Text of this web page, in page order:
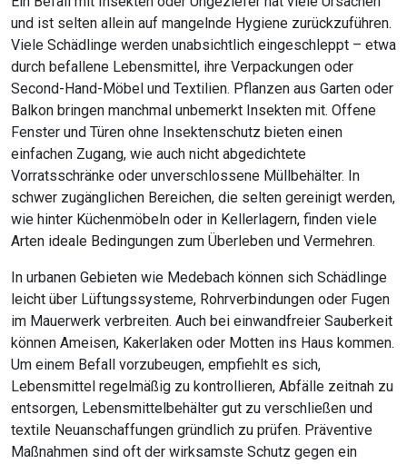
und ist selten allein auf mangelnde Hygiene zurückzuführen.
Viele Schädlinge werden unabsichtlich eingeschleppt – etwa
durch befallene Lebensmittel, ihre Verpackungen oder
Second-Hand-Möbel und Textilien. Pflanzen aus Garten oder
Balkon bringen manchmal unbemerkt Insekten mit. Offene
Fenster und Türen ohne Insektenschutz bieten einen
einfachen Zugang, wie auch nicht abgedichtete
Vorratsschränke oder unverschlossene Müllbehälter. In
schwer zugänglichen Bereichen, die selten gereinigt werden,
wie hinter Küchenmöbeln oder in Kellerlagern, finden viele
Arten ideale Bedingungen zum Überleben und Vermehren.
In urbanen Gebieten wie Medebach können sich Schädlinge
leicht über Lüftungssysteme, Rohrverbindungen oder Fugen
im Mauerwerk verbreiten. Auch bei einwandfreier Sauberkeit
können Ameisen, Kakerlaken oder Motten ins Haus kommen.
Um einem Befall vorzubeugen, empfiehlt es sich,
Lebensmittel regelmäßig zu kontrollieren, Abfälle zeitnah zu
entsorgen, Lebensmittelbehälter gut zu verschließen und
textile Neuanschaffungen gründlich zu prüfen. Präventive
Maßnahmen sind oft der wirksamste Schutz gegen ein